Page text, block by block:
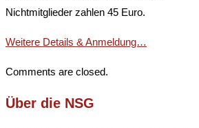
Nichtmitglieder zahlen 45 Euro.
Weitere Details & Anmeldung…
Comments are closed.
Über die NSG